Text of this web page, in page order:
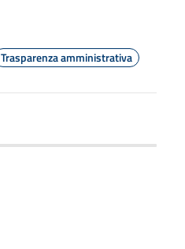
Trasparenza amministrativa